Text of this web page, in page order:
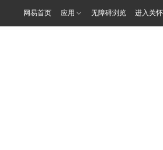
网易首页 应用 无障碍浏览 进入关